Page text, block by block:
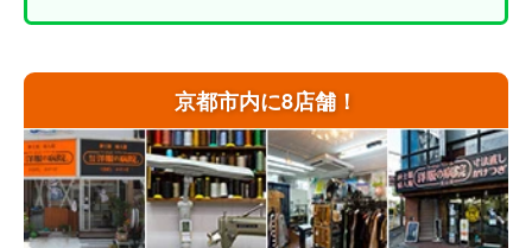
京都市内に8店舗！